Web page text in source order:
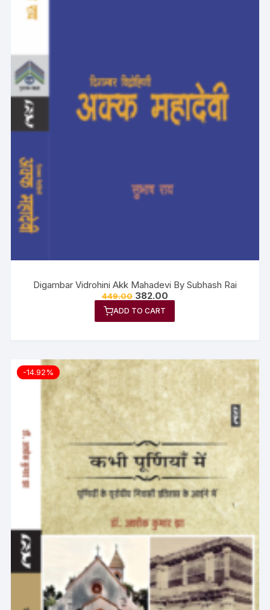
Digambar Vidrohini Akk Mahadevi By Subhash Rai
449.00 382.00
ADD TO CART
-14.92%